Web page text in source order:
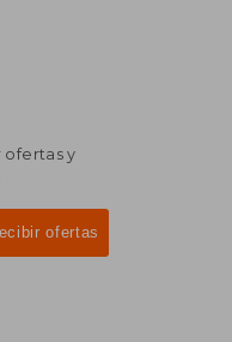
ofertas y